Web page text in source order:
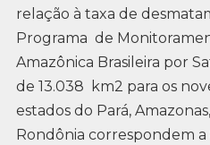
relação à taxa de
Programa de
Amazônica Brasileira por
de 13.038 km2 para os
estados do Pará,
Rondônia correspondem a